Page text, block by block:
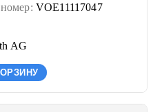
VOE11117047
AG